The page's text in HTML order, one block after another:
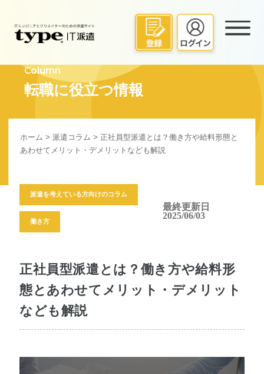
Column
転職に役立つ情報
ホーム >派遣コラム > 正社員型派遣とは？働き方や給料形態と
あわせてメリット・デメリットなども解説
派遣を考えている方向けのコラム
働き方
最終更新日
2025/06/03
正社員型派遣とは？働き方や給料形
態とあわせてメリット・デメリット
なども解説